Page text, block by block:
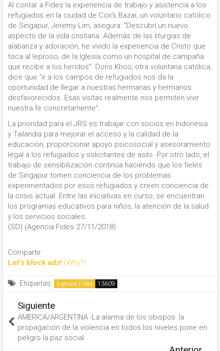
Al contar a Fides la experiencia de trabajo y asistencia a los
refugiados en la ciudad de Cox's Bazar, un voluntario católico
de Singapur, Jeremy Lim, asegura: “Descubrí un nuevo
aspecto de la vida cristiana. Además de las liturgias de
alabanza y adoración, he vivido la experiencia de Cristo que
toca al leproso, de la Iglesia como un hospital de campaña
que recibe a los heridos”. Doris Khoo, otra voluntaria católica,
dice que “ir a los campos de refugiados nos da la
oportunidad de llegar a nuestras hermanas y hermanos
desfavorecidos. Esas visitas realmente nos permiten vivir
nuestra fe concretamente”.
La prioridad para el JRS es trabajar con socios en Indonesia
y Tailandia para mejorar el acceso y la calidad de la
educación, proporcionar apoyo psicosocial y asesoramiento
legal a los refugiados y solicitantes de asilo. Por otro lado, el
trabajo de sensibilización continúa haciendo que los fieles
de Singapur tomen conciencia de los problemas
experimentados por esos refugiados y creen conciencia de
la crisis actual. Entre las iniciativas en curso, se encuentran
los programas educativos para niños, la atención de la salud
y los servicios sociales.
(SD) (Agencia Fides 27/11/2018)
Compartir:
Let's block ads! (Why?)
Etiquetas: Agenzia Fides
Siguiente
AMERICA/ARGENTINA -La alarma de los obispos: la
propagación de la violencia en todos los niveles pone en
peligro la paz social